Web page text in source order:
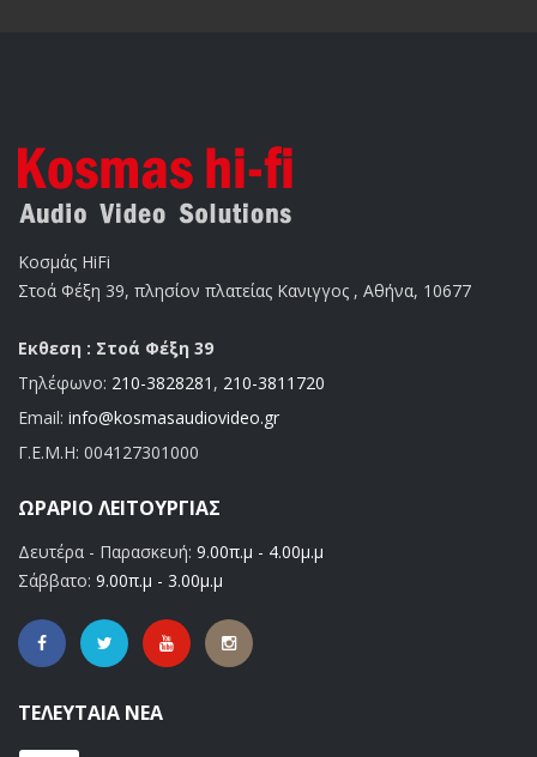
Κοσμάς HiFi
Στοά Φέξη 39, πλησίον πλατείας Κανιγγος , Αθήνα, 10677
Εκθεση : Στοά Φέξη 39
Τηλέφωνο: 210-3828281 , 210-3811720
Email: info@kosmasaudiovideo.gr
Γ.Ε.Μ.Η: 004127301000
ΩΡΆΡΙΟ ΛΕΙΤΟΥΡΓΊΑΣ
Δευτέρα - Παρασκευή: 9.00π.μ - 4.00μ.μ
Σάββατο: 9.00π.μ - 3.00μ.μ
ΤΕΛΕΥΤΑΊΑ ΝΈΑ